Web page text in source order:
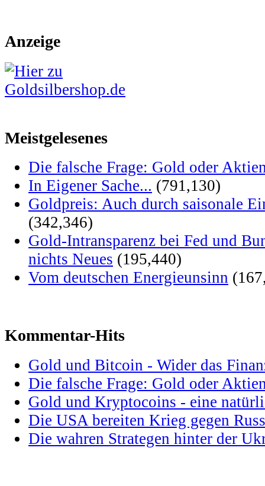
Anzeige
Meistgelesenes
Die falsche Frage: Gold oder
In Eigener Sache... (791,130)
Goldpreis: Auch durch saisonale
(342,346)
Gold-Intransparenz bei Fed und
nichts Neues (195,440)
Vom deutschen Energieunsinn
Kommentar-Hits
Gold und Bitcoin - Wider das
Die falsche Frage: Gold oder
Gold und Kryptocoins - eine
Die USA bereiten Krieg gegen
Die wahren Strategen hinter der